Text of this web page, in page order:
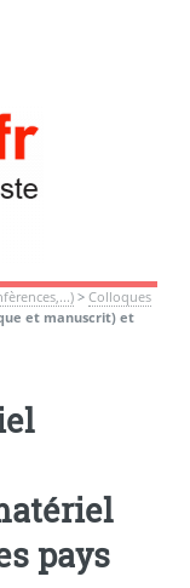
> Colloques
et manuscrit) et
pays